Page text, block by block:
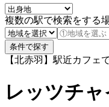
複数の駅で検索をする
【北赤羽】駅近カフェ
レッツチ